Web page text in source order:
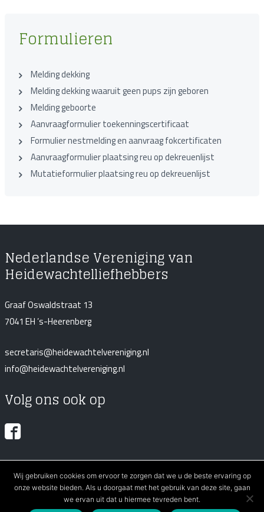
Formulieren
Melding dekking
Melding dekking waaruit geen pups zijn geboren
Melding geboorte
Aanvraagformulier toekenningscertificaat
Formulier nestmelding en aanvraag fokcertificaten
Aanvraagformulier plaatsing reu op dekreuenlijst
Mutatieformulier plaatsing reu op dekreuenlijst
Nederlandse Vereniging van
Heidewachtelliefhebbers
Graaf Oswaldstraat 13
7041 EH ’s-Heerenberg
secretaris@heidewachtelvereniging.nl
info@heidewachtelvereniging.nl
Volg ons ook op
Copyright2026 Nederlandse Vereniging van Heidewachtelliefhebbers
Privacyverklaring & portretrecht
Sitemap
Wij gebruiken cookies om ervoor te zorgen dat we u de beste ervaring op
onze website bieden. Als u doorgaat met het gebruik van deze site, gaan
we ervan uit dat u hiermee tevreden bent.